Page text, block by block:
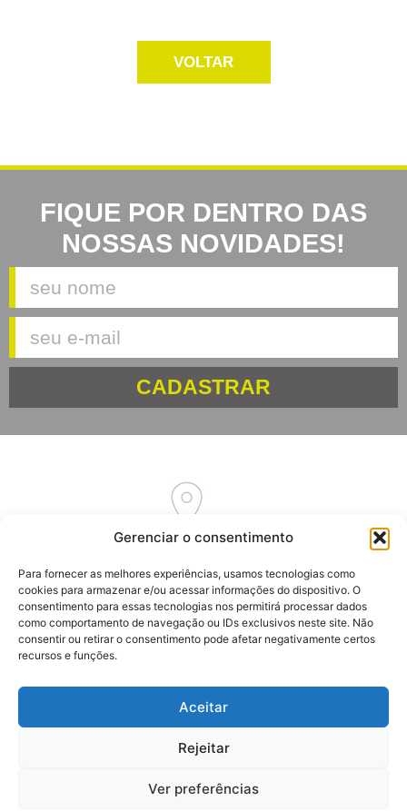
Gerenciar o consentimento
Para fornecer as melhores experiências, usamos tecnologias como
cookies para armazenar e/ou acessar informações do dispositivo. O
consentimento para essas tecnologias nos permitirá processar dados
como comportamento de navegação ou IDs exclusivos neste site. Não
consentir ou retirar o consentimento pode afetar negativamente certos
recursos e funções.
Aceitar
Rejeitar
Ver preferências
VOLTAR
FIQUE POR DENTRO DAS
NOSSAS NOVIDADES!
CADASTRAR
Garibaldi – RS
CEP: 95720-000
(54) 3464-7262
(54) 99916-2061